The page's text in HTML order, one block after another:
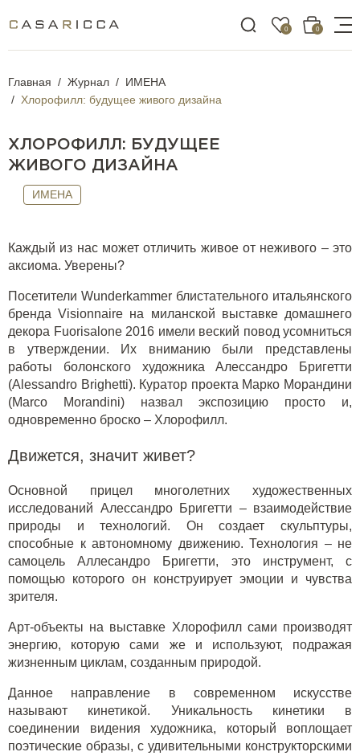
0 0
Главная Журнал
ИМЕНА
Хлорофилл: будущее живого дизайна
ХЛОРОФИЛЛ: БУДУЩЕЕ
ЖИВОГО ДИЗАЙНА
ИМЕНА
Каждый из нас может отличить живое от неживого – это
аксиома. Уверены?
Посетители Wunderkammer блистательного итальянского
бренда Visionnaire на миланской выставке домашнего
декора Fuorisalone 2016 имели веский повод усомниться
в утверждении. Их вниманию были представлены
работы болонского художника Алессандро Бригетти
(Alessandro Brighetti). Куратор проекта Марко Морандини
(Marco Morandini) назвал экспозицию просто и,
одновременно броско – Хлорофилл.
Движется, значит живет?
Основной прицел многолетних художественных
исследований Алессандро Бригетти – взаимодействие
природы и технологий. Он создает скульптуры,
способные к автономному движению. Технология – не
самоцель Аллесандро Бригетти, это инструмент, с
помощью которого он конструирует эмоции и чувства
зрителя.
Арт-объекты на выставке Хлорофилл сами производят
энергию, которую сами же и используют, подражая
жизненным циклам, созданным природой.
Данное направление в современном искусстве
называют кинетикой. Уникальность кинетики в
соединении видения художника, который воплощает
поэтические образы, с удивительными конструкторскими